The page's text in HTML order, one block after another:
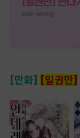
[만화] [일권만]